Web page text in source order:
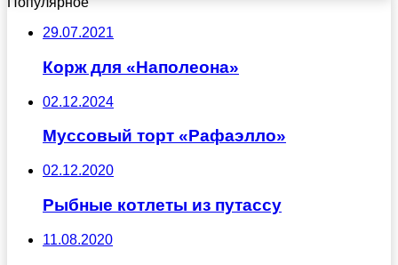
29.07.2021
Корж для «Наполеона»
02.12.2024
Муссовый торт «Рафаэлло»
02.12.2020
Рыбные котлеты из путассу
11.08.2020